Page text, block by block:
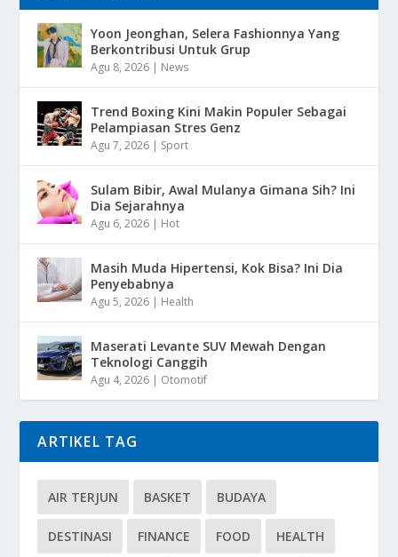
Yoon Jeonghan, Selera Fashionnya Yang
Berkontribusi Untuk Grup
Agu 8, 2026 | News
Trend Boxing Kini Makin Populer Sebagai
Pelampiasan Stres Genz
Agu 7, 2026 | Sport
Sulam Bibir, Awal Mulanya Gimana Sih? Ini
Dia Sejarahnya
Agu 6, 2026 | Hot
Masih Muda Hipertensi, Kok Bisa? Ini Dia
Penyebabnya
Agu 5, 2026 | Health
Maserati Levante SUV Mewah Dengan
Teknologi Canggih
Agu 4, 2026 | Otomotif
ARTIKEL TAG
AIR TERJUN BASKET BUDAYA
DESTINASI FINANCE FOOD HEALTH